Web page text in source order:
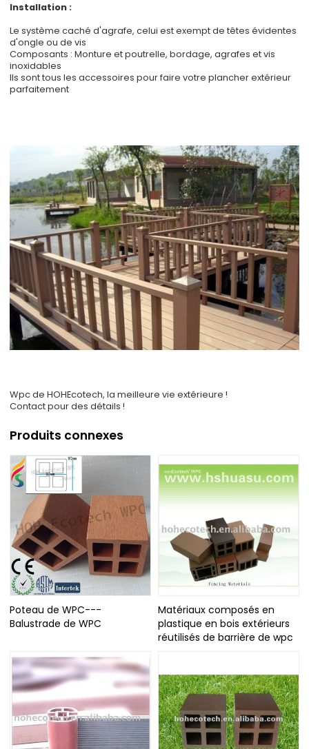
Installation :
Le système caché d'agrafe, celui est exempt de têtes évidentes
d'ongle ou de vis
Composants : Monture et poutrelle, bordage, agrafes et vis
inoxidables
Ils sont tous les accessoires pour faire votre plancher extérieur
parfaitement
Wpc de HOHEcotech, la meilleure vie extérieure !
Contact pour des détails !
Produits connexes
Poteau de WPC---
Balustrade de WPC
Matériaux composés en
plastique en bois extérieurs
réutilisés de barrière de wpc